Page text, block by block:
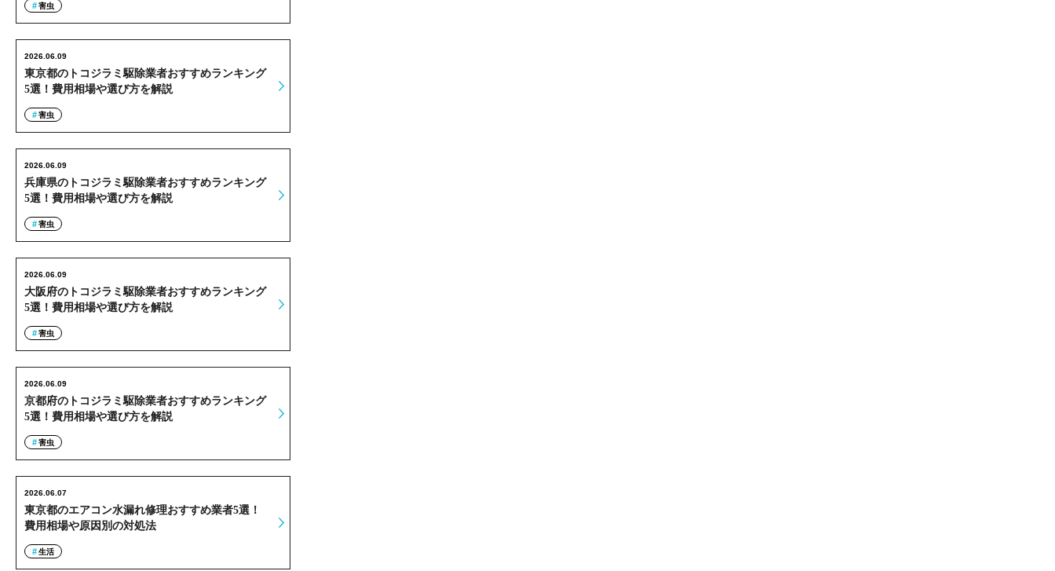
害虫
東京都のトコジラミ駆除業者おすすめランキング
5選！費用相場や選び方を解説
2026.06.09
害虫
兵庫県のトコジラミ駆除業者おすすめランキング
5選！費用相場や選び方を解説
2026.06.09
害虫
大阪府のトコジラミ駆除業者おすすめランキング
5選！費用相場や選び方を解説
2026.06.09
害虫
京都府のトコジラミ駆除業者おすすめランキング
5選！費用相場や選び方を解説
2026.06.09
害虫
東京都のエアコン水漏れ修理おすすめ業者5選！
費用相場や原因別の対処法
2026.06.07
生活